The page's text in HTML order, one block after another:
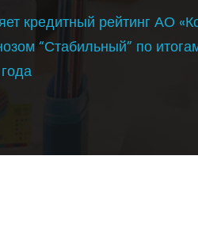
кредитный рейтинг АО
“Стабильный” по
года